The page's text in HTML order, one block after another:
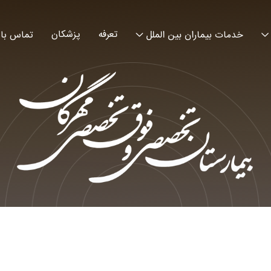
خدمات بیماران بین الملل تعرفه پزشکان تماس